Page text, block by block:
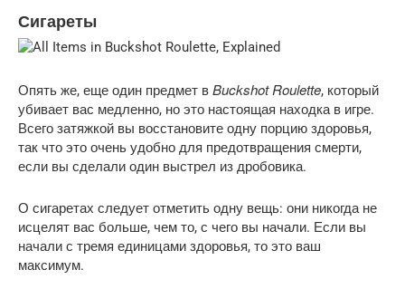
Сигареты
Опять же, еще один предмет в Buckshot Roulette, который
убивает вас медленно, но это настоящая находка в игре.
Всего затяжкой вы восстановите одну порцию здоровья,
так что это очень удобно для предотвращения смерти,
если вы сделали один выстрел из дробовика.
О сигаретах следует отметить одну вещь: они никогда не
исцелят вас больше, чем то, с чего вы начали. Если вы
начали с тремя единицами здоровья, то это ваш
максимум.